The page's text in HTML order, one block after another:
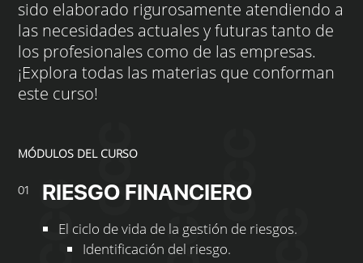
sido elaborado rigurosamente atendiendo a
las necesidades actuales y futuras tanto de
los profesionales como de las empresas.
¡Explora todas las materias que conforman
este curso!
MÓDULOS DEL CURSO
01 RIESGO FINANCIERO
El ciclo de vida de la gestión de riesgos.
Identificación del riesgo.